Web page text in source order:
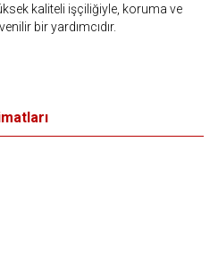
kaliteli işçiliğiyle, koruma ve
bir yardımcıdır.